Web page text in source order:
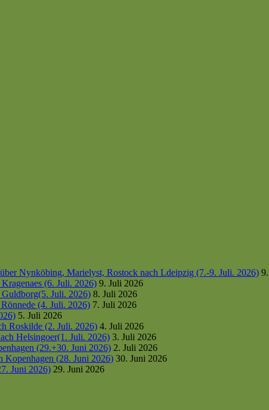
Nynköbing, Marielyst, Rostock nach Ldeipzig (7.-9. Juli. 2026)
(6. Juli. 2026) 9. Juli 2026
Juli. 2026) 8. Juli 2026
(4. Juli. 2026) 7. Juli 2026
5. Juli 2026
Roskilde (2. Juli. 2026) 4. Juli 2026
Helsingoer(1. Juli. 2026) 3. Juli 2026
(29.+30. Juni 2026) 2. Juli 2026
Kopenhagen (28. Juni 2026) 30. Juni 2026
Juni 2026) 29. Juni 2026